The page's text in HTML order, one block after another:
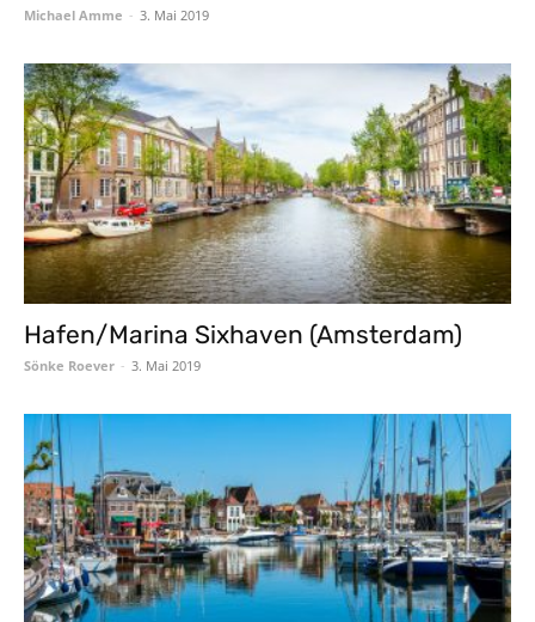
Michael Amme - 3. Mai 2019
Hafen/Marina Sixhaven (Amsterdam)
Sönke Roever - 3. Mai 2019